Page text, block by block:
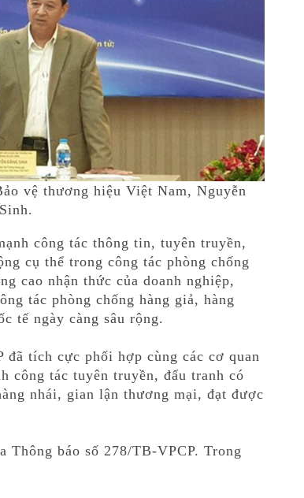
vệ thương hiệu Việt Nam, Nguyễn
công tác thông tin, tuyên truyền,
cụ thể trong công tác phòng chống
cao nhận thức của doanh nghiệp,
tác phòng chống hàng giả, hàng
tế ngày càng sâu rộng.
tích cực phối hợp cùng các cơ quan
công tác tuyên truyền, đấu tranh có
nhái, gian lận thương mại, đạt được
Thông báo số 278/TB-VPCP. Trong